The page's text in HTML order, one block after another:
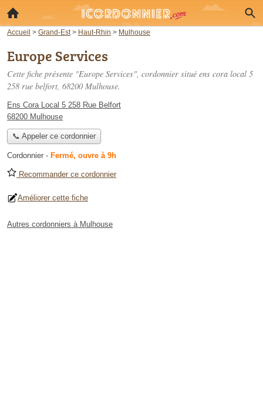
Accueil > Grand-Est > Haut-Rhin > Mulhouse
Europe Services
Cette fiche présente "Europe Services", cordonnier situé ens cora local 5
258 rue belfort, 68200 Mulhouse.
Ens Cora Local 5 258 Rue Belfort
68200 Mulhouse
📞 Appeler ce cordonnier
Cordonnier - Fermé, ouvre à 9h
Recommander ce cordonnier
Améliorer cette fiche
Autres cordonniers à Mulhouse